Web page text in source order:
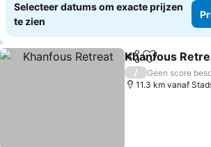
Selecteer datums om exacte prijzen
te zien
DelenToevoegen
Khanfous
/
Geen score
11.3 km vanaf